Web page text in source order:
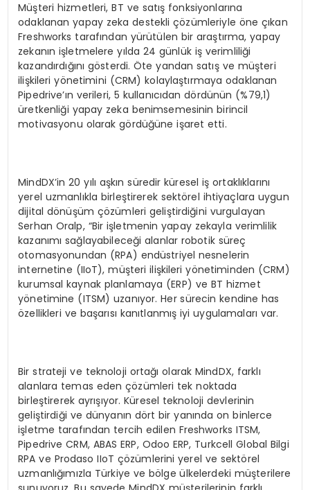
Müşteri hizmetleri, BT ve satış fonksiyonlarına
odaklanan yapay zeka destekli çözümleriyle öne çıkan
Freshworks tarafından yürütülen bir araştırma, yapay
zekanın işletmelere yılda 24 günlük iş verimliliği
kazandırdığını gösterdi. Öte yandan satış ve müşteri
ilişkileri yönetimini (CRM) kolaylaştırmaya odaklanan
Pipedrive’ın verileri, 5 kullanıcıdan dördünün (%79,1)
üretkenliği yapay zeka benimsemesinin birincil
motivasyonu olarak gördüğüne işaret etti.
MindDX’in 20 yılı aşkın süredir küresel iş ortaklıklarını
yerel uzmanlıkla birleştirerek sektörel ihtiyaçlara uygun
dijital dönüşüm çözümleri geliştirdiğini vurgulayan
Serhan Oralp, “Bir işletmenin yapay zekayla verimlilik
kazanımı sağlayabileceği alanlar robotik süreç
otomasyonundan (RPA) endüstriyel nesnelerin
internetine (IIoT), müşteri ilişkileri yönetiminden (CRM)
kurumsal kaynak planlamaya (ERP) ve BT hizmet
yönetimine (ITSM) uzanıyor. Her sürecin kendine has
özellikleri ve başarısı kanıtlanmış iyi uygulamaları var.
Bir strateji ve teknoloji ortağı olarak MindDX, farklı
alanlara temas eden çözümleri tek noktada
birleştirerek ayrışıyor. Küresel teknoloji devlerinin
geliştirdiği ve dünyanın dört bir yanında on binlerce
işletme tarafından tercih edilen Freshworks ITSM,
Pipedrive CRM, ABAS ERP, Odoo ERP, Turkcell Global Bilgi
RPA ve Prodaso IIoT çözümlerini yerel ve sektörel
uzmanlığımızla Türkiye ve bölge ülkelerdeki müşterilere